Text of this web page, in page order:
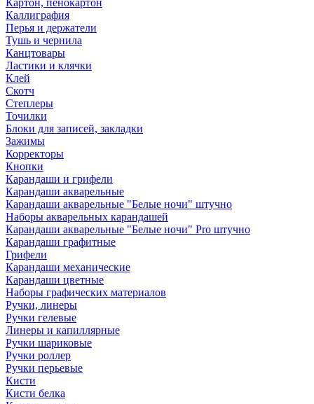
Картон, пенокартон
Каллиграфия
Перья и держатели
Тушь и чернила
Канцтовары
Ластики и клячки
Клей
Скотч
Степлеры
Точилки
Блоки для записей, закладки
Зажимы
Корректоры
Кнопки
Карандаши и грифели
Карандаши акварельные
Карандаши акварельные "Белые ночи" штучно
Наборы акварельных карандашей
Карандаши акварельные "Белые ночи" Pro штучно
Карандаши графитные
Грифели
Карандаши механические
Карандаши цветные
Наборы графических материалов
Ручки, линеры
Ручки гелевые
Линеры и капиллярные
Ручки шариковые
Ручки роллер
Ручки перьевые
Кисти
Кисти белка